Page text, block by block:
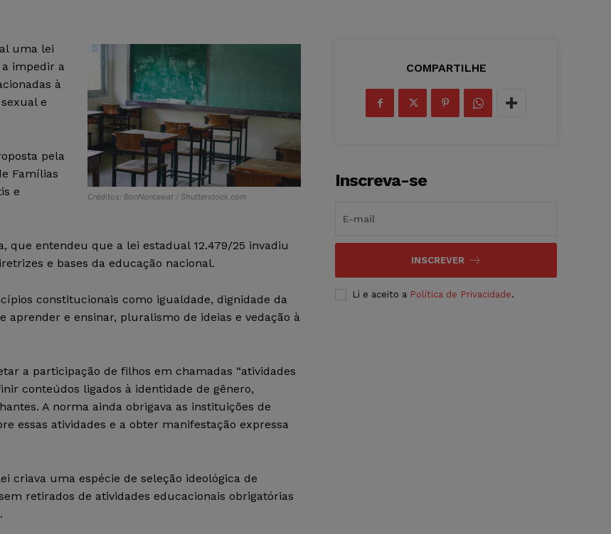
Créditos: BonNontawat / Shutterstock.com
uma lei
impedir a
à
e
pela
Famílias
e
que entendeu que a lei estadual 12.479/25 invadiu
e bases da educação nacional.
constitucionais como igualdade, dignidade da
aprender e ensinar, pluralismo de ideias e vedação à
a participação de filhos em chamadas “atividades
conteúdos ligados à identidade de gênero,
A norma ainda obrigava as instituições de
essas atividades e a obter manifestação expressa
criava uma espécie de seleção ideológica de
retirados de atividades educacionais obrigatórias
COMPARTILHE
Inscreva-se
INSCREVER
Li e aceito a Política de Privacidade.